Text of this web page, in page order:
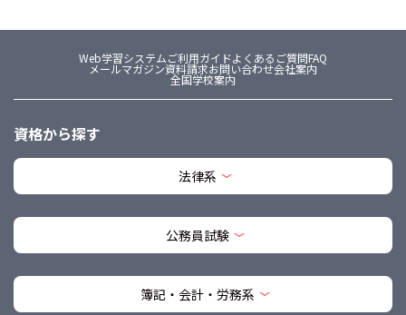
Web学習システムご利用ガイドよくあるご質問FAQ
メールマガジン資料請求お問い合わせ会社案内
全国学校案内
資格から探す
法律系
公務員試験
簿記・会計・労務系